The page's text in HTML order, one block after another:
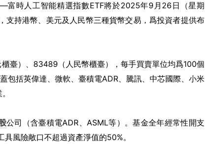
時人工智能精選指數ETF將於2025年9月26日（星期
支持港幣、美元及人民幣三種貨幣交易，爲投資者提供布
臺）、83489（人民幣櫃臺），每手買賣單位均爲100個
包括英偉達、微軟、臺積電ADR、騰訊、中芯國際、小米
公司（含臺積電ADR、ASML等）。基金全年經常性開支
風險敞口不超過資產淨值的50%。